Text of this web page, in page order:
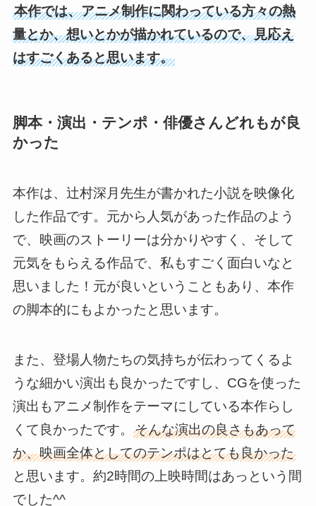
本作では、アニメ制作に関わっている方々の熱
量とか、想いとかが描かれているので、見応え
はすごくあると思います。
脚本・演出・テンポ・俳優さんどれもが良
かった
本作は、辻村深月先生が書かれた小説を映像化
した作品です。元から人気があった作品のよう
で、映画のストーリーは分かりやすく、そして
元気をもらえる作品で、私もすごく面白いなと
思いました！元が良いということもあり、本作
の脚本的にもよかったと思います。
また、登場人物たちの気持ちが伝わってくるよ
うな細かい演出も良かったですし、CGを使った
演出もアニメ制作をテーマにしている本作らし
くて良かったです。 そんな演出の良さもあって
か、映画全体としてのテンポはとても良かった
と思います。約2時間の上映時間はあっという間
でした^^